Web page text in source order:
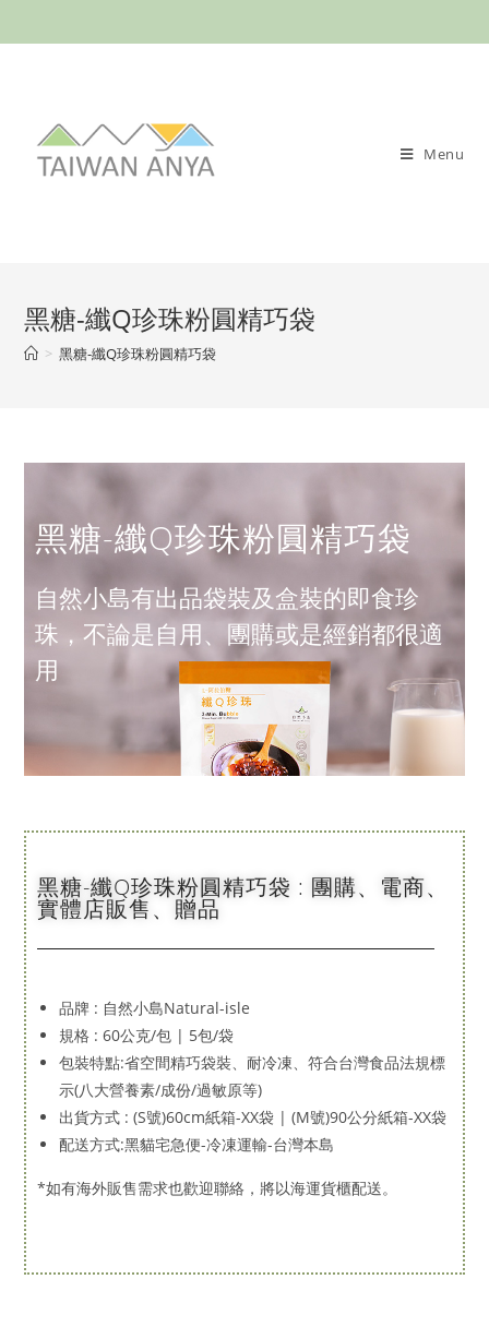
Menu
黑糖-纖Q珍珠粉圓精巧袋
> 黑糖-纖Q珍珠粉圓精巧袋
黑糖-纖Q珍珠粉圓精巧袋
自然小島有出品袋裝及盒裝的即食珍
珠，不論是自用、團購或是經銷都很適
用
黑糖-纖Q珍珠粉圓精巧袋 : 團購、電商、
實體店販售、贈品
品牌 : 自然小島Natural-isle
規格 : 60公克/包 | 5包/袋
包裝特點:省空間精巧袋裝、耐冷凍、符合台灣食品法規標
示(八大營養素/成份/過敏原等)
出貨方式 : (S號)60cm紙箱-XX袋 | (M號)90公分紙箱-XX袋
配送方式:黑貓宅急便-冷凍運輸-台灣本島
*如有海外販售需求也歡迎聯絡，將以海運貨櫃配送。